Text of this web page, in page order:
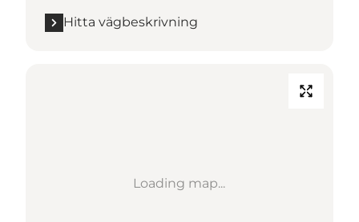
Hitta vägbeskrivning
Loading map...